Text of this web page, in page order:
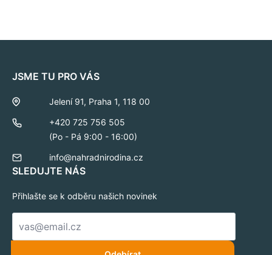
JSME TU PRO VÁS
Jelení 91, Praha 1, 118 00
+420 725 756 505
(Po - Pá 9:00 - 16:00)
info@nahradnirodina.cz
SLEDUJTE NÁS
Přihlašte se k odběru našich novinek
E-
mail